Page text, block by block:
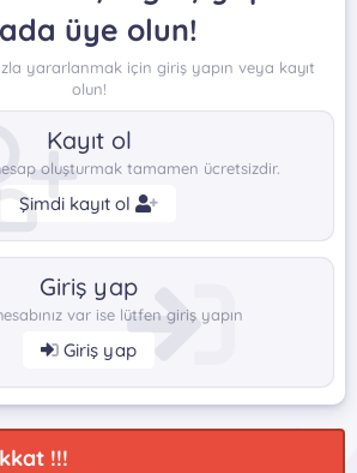
üye olun!
yararlanmak için giriş yapın veya kayıt
olun!
Kayıt ol
oluşturmak tamamen ücretsizdir.
Şimdi kayıt ol
Giriş yap
var ise lütfen giriş yapın
Giriş yap
!!!